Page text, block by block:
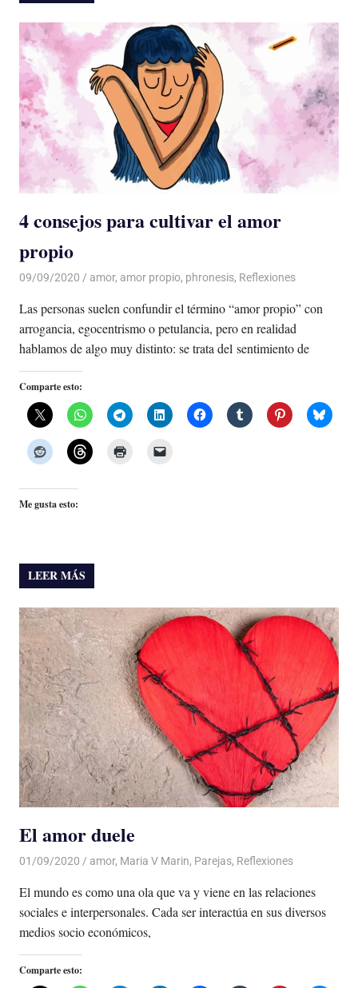
4 consejos para cultivar el amor
propio
09/09/2020 De todo un Poco
amor, amor propio, phronesis, Reflexiones
Las personas suelen confundir el término “amor propio” con
arrogancia, egocentrismo o petulancia, pero en realidad
hablamos de algo muy distinto: se trata del sentimiento de
Comparte esto:
Me gusta esto:
LEER MÁS
El amor duele
01/09/2020 De todo un Poco
amor, Maria V Marin, Parejas, Reflexiones
El mundo es como una ola que va y viene en las relaciones
sociales e interpersonales. Cada ser interactúa en sus diversos
medios socio económicos,
Comparte esto: